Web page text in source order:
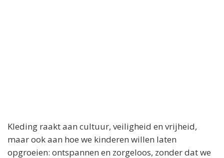
Kleding raakt aan cultuur, veiligheid en vrijheid,
maar ook aan hoe we kinderen willen laten
opgroeien: ontspannen en zorgeloos, zonder dat we